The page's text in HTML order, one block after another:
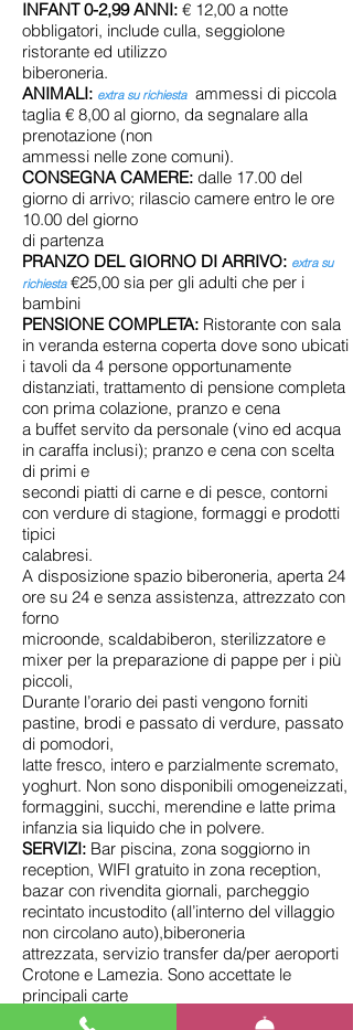
INFANT 0-2,99 ANNI: € 12,00 a notte
obbligatori, include culla, seggiolone
ristorante ed utilizzo
biberoneria.
ANIMALI: extra su richiesta ammessi di piccola
taglia € 8,00 al giorno, da segnalare alla
prenotazione (non
ammessi nelle zone comuni).
CONSEGNA CAMERE: dalle 17.00 del
giorno di arrivo; rilascio camere entro le ore
10.00 del giorno
di partenza
PRANZO DEL GIORNO DI ARRIVO: extra su
richiesta€25,00 sia per gli adulti che per i
bambini
PENSIONE COMPLETA: Ristorante con sala
in veranda esterna coperta dove sono ubicati
i tavoli da 4 persone opportunamente
distanziati, trattamento di pensione completa
con prima colazione, pranzo e cena
a buffet servito da personale (vino ed acqua
in caraffa inclusi); pranzo e cena con scelta
di primi e
secondi piatti di carne e di pesce, contorni
con verdure di stagione, formaggi e prodotti
tipici
calabresi.
A disposizione spazio biberoneria, aperta 24
ore su 24 e senza assistenza, attrezzato con
forno
microonde, scaldabiberon, sterilizzatore e
mixer per la preparazione di pappe per i più
piccoli,
Durante l’orario dei pasti vengono forniti
pastine, brodi e passato di verdure, passato
di pomodori,
latte fresco, intero e parzialmente scremato,
yoghurt. Non sono disponibili omogeneizzati,
formaggini, succhi, merendine e latte prima
infanzia sia liquido che in polvere.
SERVIZI: Bar piscina, zona soggiorno in
reception, WIFI gratuito in zona reception,
bazar con rivendita giornali, parcheggio
recintato incustodito (all’interno del villaggio
non circolano auto),biberoneria
attrezzata, servizio transfer da/per aeroporti
Crotone e Lamezia. Sono accettate le
principali carte
di credito e bancomat.